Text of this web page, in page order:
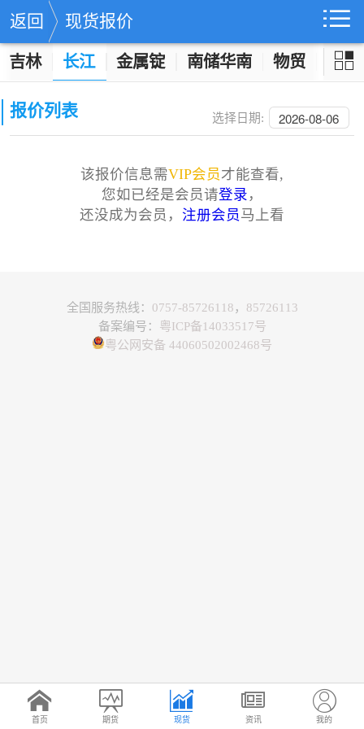
返回 现货报价
吉林 长江 金属锭 南储华南 物贸 化
报价列表 选择日期: 2026-08-06
该报价信息需VIP会员 才能查看,
您如已经是会员请登录 ，
还没成为会员， 注册会员 马上看
全国服务热线： 0757-85726118 ， 85726113
备案编号： 粤ICP备14033517号
粤公网安备 44060502002468号
首页 期货 现货 资讯 我的